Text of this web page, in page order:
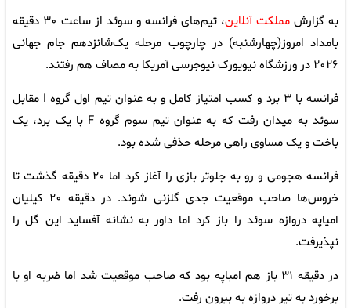
به گزارش مملکت آنلاین
، تیم‌های فرانسه و سوئد از ساعت ۳۰ دقیقه
بامداد امروز(چهارشنبه) در چارچوب مرحله یک‌شانزدهم جام جهانی
۲۰۲۶ در ورزشگاه نیویورک نیوجرسی آمریکا به مصاف هم رفتند.
فرانسه با ۳ برد و کسب امتیاز کامل و به عنوان تیم اول گروه I مقابل
سوئد به میدان رفت که به عنوان تیم سوم گروه F با یک برد، یک‌
باخت و یک مساوی راهی مرحله حذفی شده بود.
فرانسه هجومی و رو به جلوتر بازی را آغاز کرد اما ۲۰ دقیقه گذشت تا
خروس‌ها صاحب موقعیت جدی گلزنی شوند. در دقیقه ۲۰ کیلیان
امیاپه دروازه سوئد را باز کرد اما داور به نشانه آفساید این گل را
نپذیرفت.
در دقیقه ۳۱ باز هم امباپه بود که صاحب موقعیت شد اما ضربه او با
برخورد به تیر دروازه به بیرون رفت.